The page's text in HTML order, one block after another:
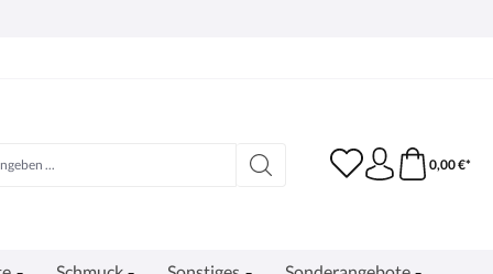
0,00 €*